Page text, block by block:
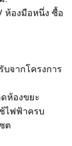
ห้องมือหนึ่ง ซื้อ
บจากโครงการ
ห้องขยะ
ไฟฟ้าครบ
ต